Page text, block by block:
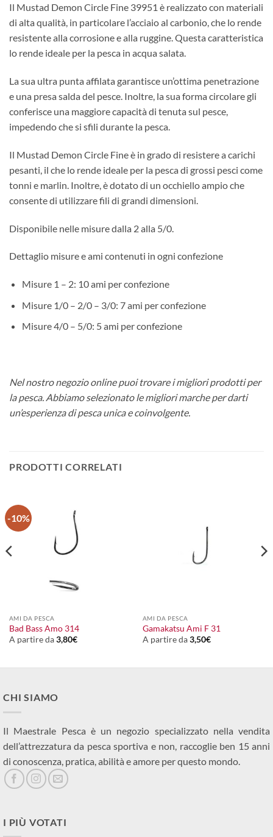
Il Mustad Demon Circle Fine 39951 è realizzato con materiali
di alta qualità, in particolare l’acciaio al carbonio, che lo rende
resistente alla corrosione e alla ruggine. Questa caratteristica
lo rende ideale per la pesca in acqua salata.
La sua ultra punta affilata garantisce un’ottima penetrazione
e una presa salda del pesce. Inoltre, la sua forma circolare gli
conferisce una maggiore capacità di tenuta sul pesce,
impedendo che si sfili durante la pesca.
Il Mustad Demon Circle Fine è in grado di resistere a carichi
pesanti, il che lo rende ideale per la pesca di grossi pesci come
tonni e marlin. Inoltre, è dotato di un occhiello ampio che
consente di utilizzare fili di grandi dimensioni.
Disponibile nelle misure dalla 2 alla 5/0.
Dettaglio misure e ami contenuti in ogni confezione
Misure 1 – 2: 10 ami per confezione
Misure 1/0 – 2/0 – 3/0: 7 ami per confezione
Misure 4/0 – 5/0: 5 ami per confezione
Nel nostro negozio online puoi trovare i migliori prodotti per
la pesca. Abbiamo selezionato le migliori marche per darti
un’esperienza di pesca unica e coinvolgente.
PRODOTTI CORRELATI
-10%
AMI DA PESCA
Bad Bass Amo 314
A partire da3,80€
AMI DA PESCA
Gamakatsu Ami F 31
A partire da3,50€
CHI SIAMO
Il Maestrale Pesca è un negozio specializzato nella vendita
dell’attrezzatura da pesca sportiva e non, raccoglie ben 15 anni
di conoscenza, pratica, abilità e amore per questo mondo.
I PIÙ VOTATI